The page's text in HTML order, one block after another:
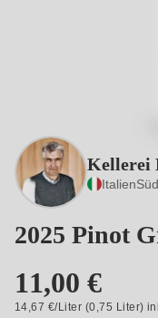
Kellerei
Italien
2025 Pinot
11,00 €
14,67 €/Liter (0,75 Liter)